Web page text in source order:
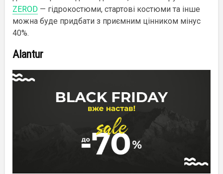
ZEROD — гідрокостюми, стартові костюми та інше
можна буде придбати з приємним цінником мінус
40%.
Alantur